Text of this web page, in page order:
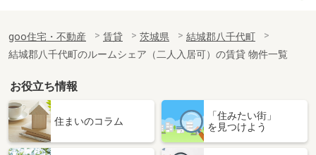
goo住宅・不動産 賃貸 茨城県
結城郡八千代町
結城郡八千代町のルームシェア（二人入居可）の賃貸 物件一覧
お役立ち情報
住まいのコラム
「住みたい街」
を見つけよう